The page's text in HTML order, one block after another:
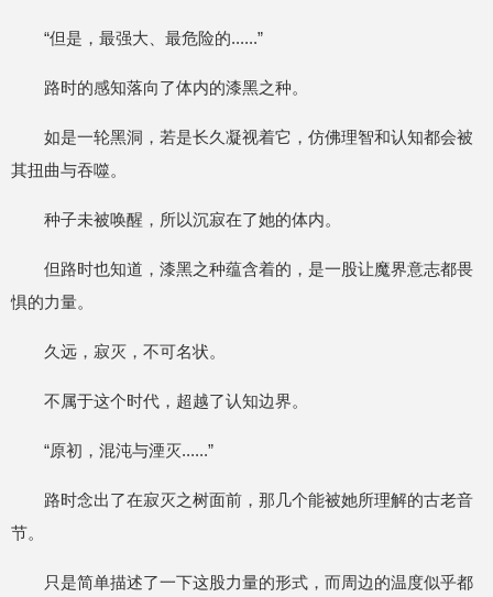
“但是，最强大、最危险的......”
路时的感知落向了体内的漆黑之种。
如是一轮黑洞，若是长久凝视着它，仿佛理智和认知都会被
其扭曲与吞噬。
种子未被唤醒，所以沉寂在了她的体内。
但路时也知道，漆黑之种蕴含着的，是一股让魔界意志都畏
惧的力量。
久远，寂灭，不可名状。
不属于这个时代，超越了认知边界。
“原初，混沌与湮灭......”
路时念出了在寂灭之树面前，那几个能被她所理解的古老音
节。
只是简单描述了一下这股力量的形式，而周边的温度似乎都